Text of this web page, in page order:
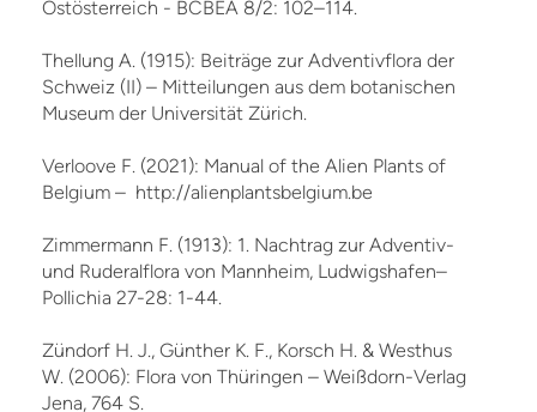
Ostösterreich - BCBEA 8/2: 102–114.
Thellung A. (1915): Beiträge zur Adventivflora der
Schweiz (II) – Mitteilungen aus dem botanischen
Museum der Universität Zürich.
Verloove F. (2021): Manual of the Alien Plants of
Belgium – http://alienplantsbelgium.be
Zimmermann F. (1913): 1. Nachtrag zur Adventiv-
und Ruderalflora von Mannheim, Ludwigshafen–
Pollichia 27-28: 1-44.
Zündorf H. J., Günther K. F., Korsch H. & Westhus
W. (2006): Flora von Thüringen – Weißdorn-Verlag
Jena, 764 S.